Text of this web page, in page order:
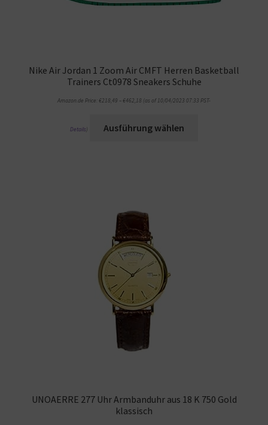
Nike Air Jordan 1 Zoom Air CMFT Herren Basketball
Trainers Ct0978 Sneakers Schuhe
Amazon.de Price: €218,49 – €462,18 (as of 10/04/2023 07:33 PST-
Details Ausführung wählen
UNOAERRE 277 Uhr Armbanduhr aus 18 K 750 Gold
klassisch